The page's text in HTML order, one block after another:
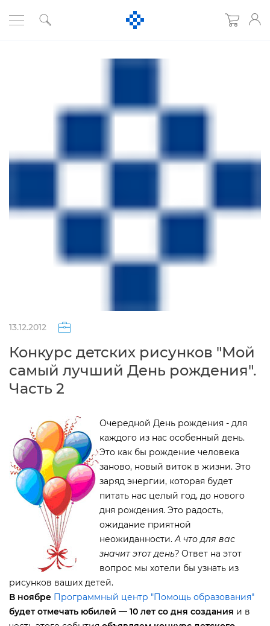
13.12.2012
Конкурс детских рисунков "Мой
самый лучший День рождения".
Часть 2
Очередной День рождения - для
каждого из нас особенный день.
Это как бы рождение человека
заново, новый виток в жизни. Это
заряд энергии, которая будет
питать нас целый год, до нового
дня рождения. Это радость,
ожидание приятной
неожиданности.А что для вас
значит этот день? Ответ на этот
опрос мы хотели бы узнать из
рисунков ваших детей.
ноябре Программный центр "Помощь образования"
удет отмечать юбилей — 10 лет со дня создания и